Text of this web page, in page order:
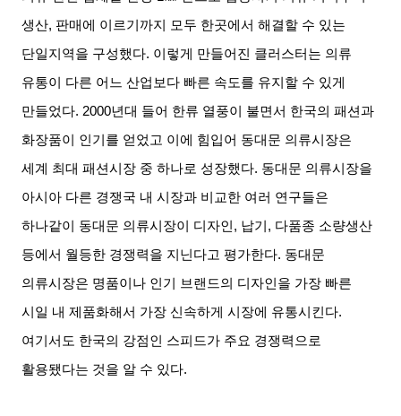
생산, 판매에 이르기까지 모두 한곳에서 해결할 수 있는
단일지역을 구성했다. 이렇게 만들어진 클러스터는 의류
유통이 다른 어느 산업보다 빠른 속도를 유지할 수 있게
만들었다. 2000년대 들어 한류 열풍이 불면서 한국의 패션과
화장품이 인기를 얻었고 이에 힘입어 동대문 의류시장은
세계 최대 패션시장 중 하나로 성장했다. 동대문 의류시장을
아시아 다른 경쟁국 내 시장과 비교한 여러 연구들은
하나같이 동대문 의류시장이 디자인 , 납기 , 다품종 소량생산
등에서 월등한 경쟁력을 지닌다고 평가한다. 동대문
의류시장은 명품이나 인기 브랜드의 디자인을 가장 빠른
시일 내제품화해서 가장 신속하게 시장에 유통시킨다.
여기서도 한국의 강점인 스피드가 주요 경쟁력으로
활용됐다는 것을 알 수 있다.